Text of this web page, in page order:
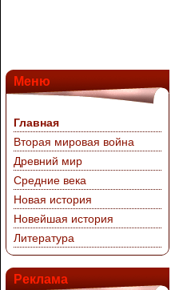
Меню
Главная
Вторая мировая война
Древний мир
Средние века
Новая история
Новейшая история
Литература
Реклама